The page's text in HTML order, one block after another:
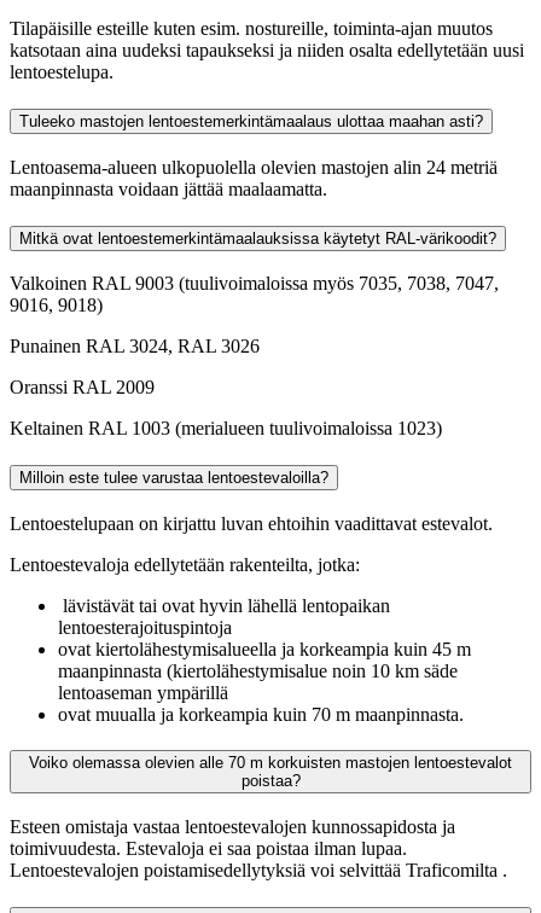
Tilapäisille esteille kuten esim. nostureille, toiminta-ajan muutos
katsotaan aina uudeksi tapaukseksi ja niiden osalta edellytetään uusi
lentoestelupa.
Tuleeko mastojen lentoestemerkintämaalaus ulottaa maahan asti?
Lentoasema-alueen ulkopuolella olevien mastojen alin 24 metriä
maanpinnasta voidaan jättää maalaamatta.
Mitkä ovat lentoestemerkintämaalauksissa käytetyt RAL-värikoodit?
Valkoinen RAL 9003 (tuulivoimaloissa myös 7035, 7038, 7047,
9016, 9018)
Punainen RAL 3024, RAL 3026
Oranssi RAL 2009
Keltainen RAL 1003 (merialueen tuulivoimaloissa 1023)
Milloin este tulee varustaa lentoestevaloilla?
Lentoestelupaan on kirjattu luvan ehtoihin vaadittavat estevalot.
Lentoestevaloja edellytetään rakenteilta, jotka:
lävistävät tai ovat hyvin lähellä lentopaikan
lentoesterajoituspintoja
ovat kiertolähestymisalueella ja korkeampia kuin 45 m
maanpinnasta (kiertolähestymisalue noin 10 km säde
lentoaseman ympärillä
ovat muualla ja korkeampia kuin 70 m maanpinnasta.
Voiko olemassa olevien alle 70 m korkuisten mastojen lentoestevalot
poistaa?
Esteen omistaja vastaa lentoestevalojen kunnossapidosta ja
toimivuudesta. Estevaloja ei saa poistaa ilman lupaa.
Lentoestevalojen poistamisedellytyksiä voi selvittää Traficomilta .